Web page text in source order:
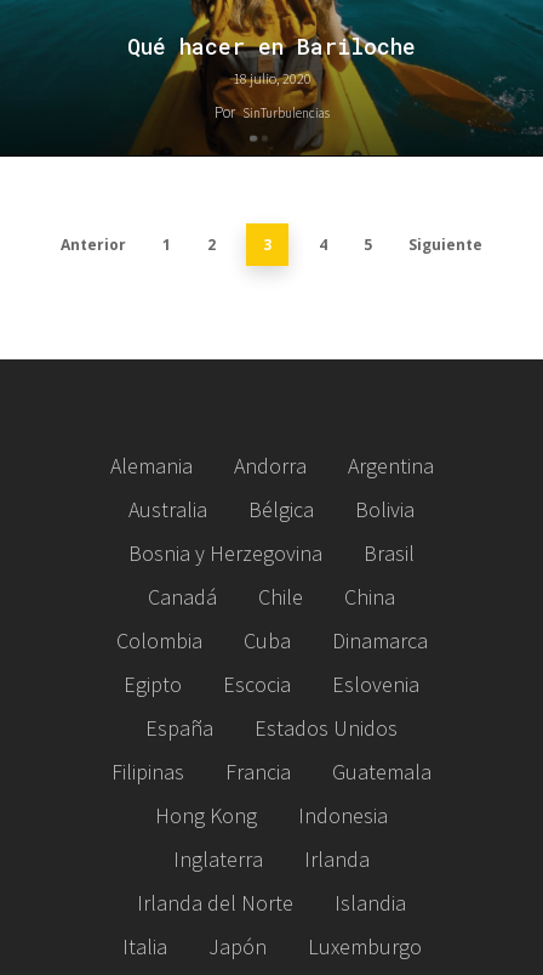
Qué hacer en Bariloche
18 julio, 2020
Por SinTurbulencias
Anterior 1 2 3 4 5 Siguiente
Alemania Andorra
Argentina
Australia
Bélgica
Bolivia
Bosnia y Herzegovina
Brasil
Canadá
Chile
China
Colombia
Cuba
Dinamarca
Egipto
Escocia
Eslovenia
España
Estados Unidos
Filipinas
Francia
Guatemala
Hong Kong
Indonesia
Inglaterra
Irlanda
Irlanda del Norte
Islandia
Italia
Japón
Luxemburgo